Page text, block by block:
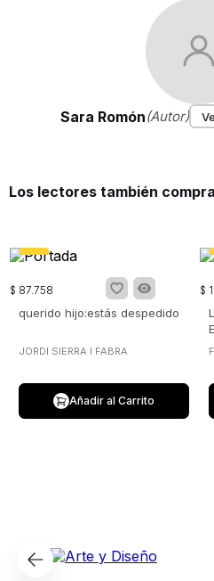
Sara Romón(Autor)
Los lectores también
$ 87.758
querido hijo:estás despedido
JORDI SIERRA I FABRA
Añadir al Carrito
$